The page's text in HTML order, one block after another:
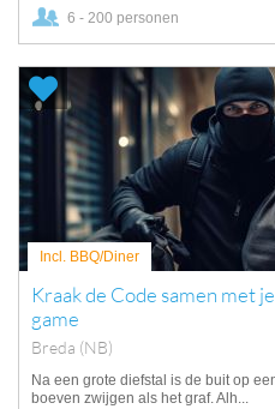
6 - 200 personen
Incl. BBQ/Diner
Kraak de Code samen met
game
Breda (NB)
Na een grote diefstal is de buit op
boeven zwijgen als het graf. Alh...